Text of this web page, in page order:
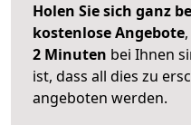
Holen Sie sich ganz
kostenlose Angebote
2 Minuten bei Ihnen
ist, dass all dies zu
angeboten werden.